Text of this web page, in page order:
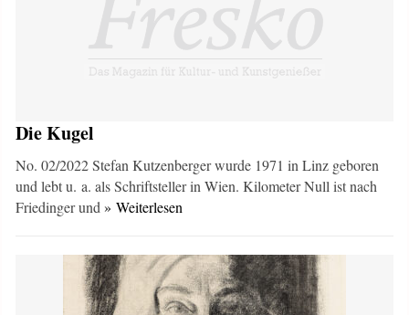
Die Kugel
No. 02/2022 Stefan Kutzenberger wurde 1971 in Linz geboren
und lebt u. a. als Schriftsteller in Wien. Kilometer Null ist nach
Friedinger und» Weiterlesen